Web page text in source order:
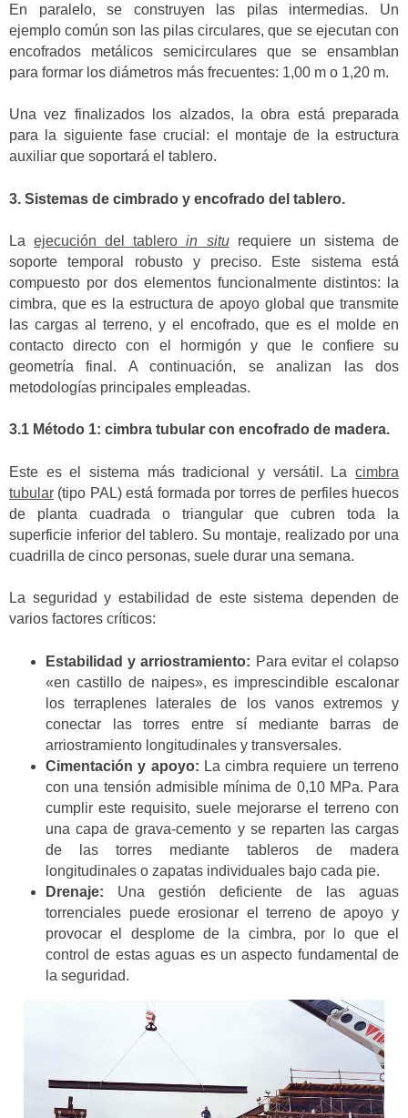
En paralelo, se construyen las pilas intermedias. Un
ejemplo común son las pilas circulares, que se ejecutan con
encofrados metálicos semicirculares que se ensamblan
para formar los diámetros más frecuentes: 1,00 m o 1,20 m.
Una vez finalizados los alzados, la obra está preparada
para la siguiente fase crucial: el montaje de la estructura
auxiliar que soportará el tablero.
3. Sistemas de cimbrado y encofrado del tablero.
Laejecución del tableroin siturequiere un sistema de
soporte temporal robusto y preciso. Este sistema está
compuesto por dos elementos funcionalmente distintos: la
cimbra, que es la estructura de apoyo global que transmite
las cargas al terreno, y el encofrado, que es el molde en
contacto directo con el hormigón y que le confiere su
geometría final. A continuación, se analizan las dos
metodologías principales empleadas.
3.1 Método 1: cimbra tubular con encofrado de madera.
Este es el sistema más tradicional y versátil. La cimbra
tubular (tipo PAL) está formada por torres de perfiles huecos
de planta cuadrada o triangular que cubren toda la
superficie inferior del tablero. Su montaje, realizado por una
cuadrilla de cinco personas, suele durar una semana.
La seguridad y estabilidad de este sistema dependen de
varios factores críticos:
Estabilidad y arriostramiento: Para evitar el colapso
«en castillo de naipes», es imprescindible escalonar
los terraplenes laterales de los vanos extremos y
conectar las torres entre sí mediante barras de
arriostramiento longitudinales y transversales.
Cimentación y apoyo: La cimbra requiere un terreno
con una tensión admisible mínima de 0,10 MPa. Para
cumplir este requisito, suele mejorarse el terreno con
una capa de grava-cemento y se reparten las cargas
de las torres mediante tableros de madera
longitudinales o zapatas individuales bajo cada pie.
Drenaje: Una gestión deficiente de las aguas
torrenciales puede erosionar el terreno de apoyo y
provocar el desplome de la cimbra, por lo que el
control de estas aguas es un aspecto fundamental de
la seguridad.